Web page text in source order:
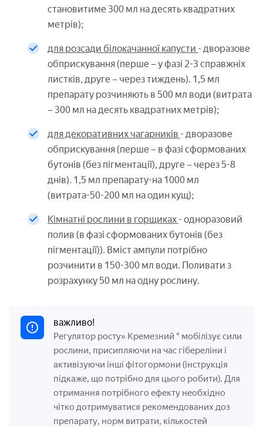
становитиме 300 мл на десять квадратних
метрів);
для розсади білокачанної капусти - дворазове
обприскування (перше – у фазі 2-3 справжніх
листків, друге – через тиждень). 1,5 мл
препарату розчиняють в 500 мл води (витрата
– 300 мл на десять квадратних метрів);
для декоративних чагарників - дворазове
обприскування (перше – в фазі сформованих
бутонів (без пігментації), друге – через 5-8
днів). 1,5 мл препарату-на 1000 мл
(витрата-50-200 мл на один кущ);
Кімнатні рослини в горщиках - одноразовий
полив (в фазі сформованих бутонів (без
пігментації)). Вміст ампули потрібно
розчинити в 150-300 мл води. Поливати з
розрахунку 50 мл на одну рослину.
важливо!
Регулятор росту» Кремезний " мобілізує сили
рослини, присипляючи на час гібереліни і
активізуючи інші фітогормони (інструкція
підкаже, що потрібно для цього робити). Для
отримання потрібного ефекту необхідно
чітко дотримуватися рекомендованих доз
препарату, норм витрати, кількостей